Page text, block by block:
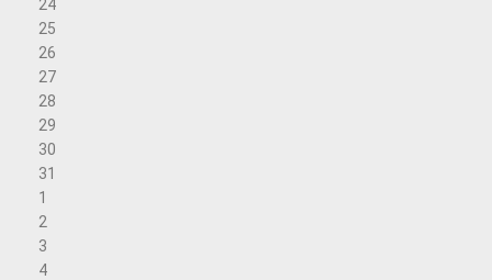
24
25
26
27
28
29
30
31
1
2
3
4